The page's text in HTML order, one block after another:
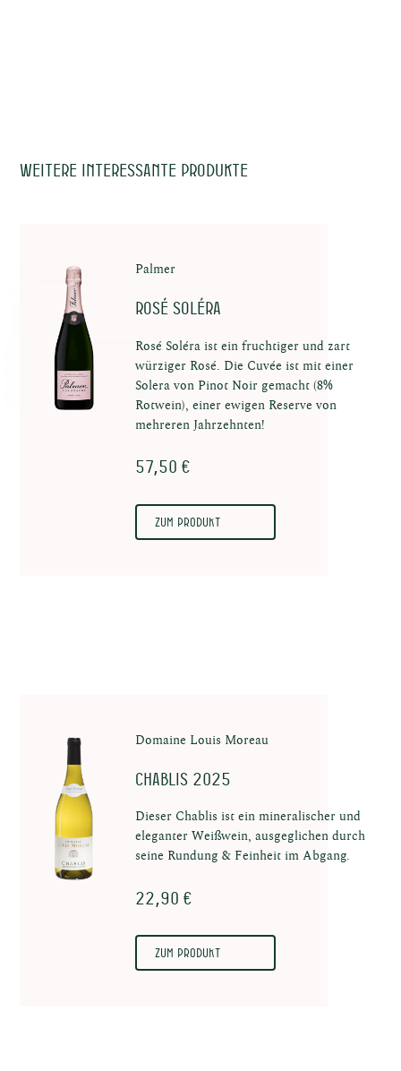
Weitere interessante Produkte
Palmer
Rosé Soléra
Rosé Soléra ist ein fruchtiger und zart
würziger Rosé. Die Cuvée ist mit einer
Solera von Pinot Noir gemacht (8%
Rotwein), einer ewigen Reserve von
mehreren Jahrzehnten!
57,50 €
Zum Produkt
Domaine Louis Moreau
Chablis 2025
Dieser Chablis ist ein mineralischer und
eleganter Weißwein, ausgeglichen durch
seine Rundung & Feinheit im Abgang.
22,90 €
Zum Produkt